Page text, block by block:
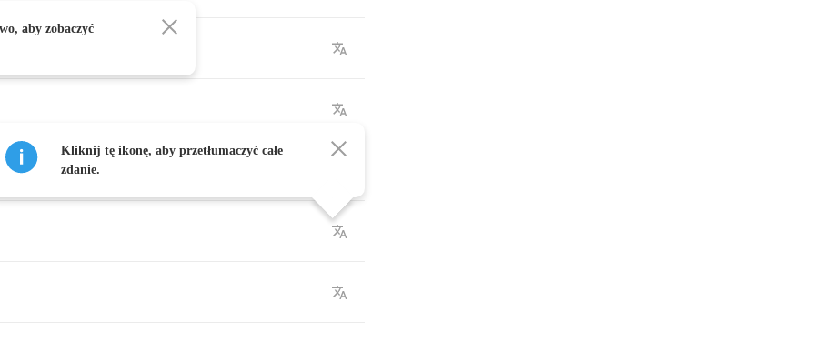
aby zobaczyć
Kliknij tę ikonę, aby przetłumaczyć całe
zdanie.